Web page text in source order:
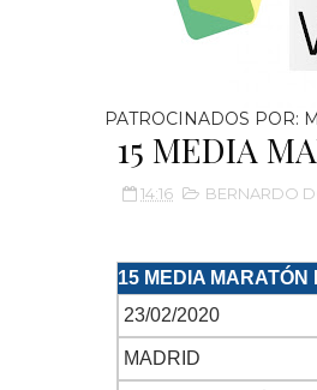
PATROCINADOS POR:
15 MEDIA
14:16 BERNARDO
15 MEDIA MARATÓN
23/02/2020
MADRID